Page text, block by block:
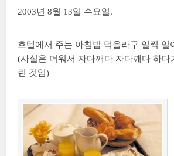
2003년 8월 13일 수요일.
호텔에서 주는 아침밥 먹을라구 일찍 일
(사실은 더워서 자다깨다 자다깨다 하다
린 것임)